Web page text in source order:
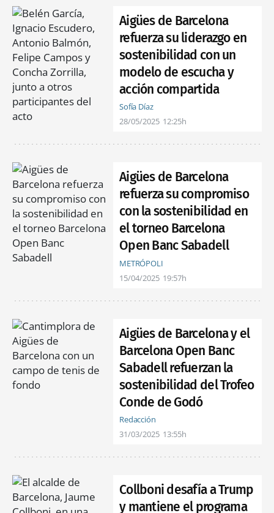
Aigües de Barcelona
refuerza su liderazgo en
sostenibilidad con un
modelo de escucha y
acción compartida
Sofía Díaz
28/05/2025 12:25h
Aigües de Barcelona
refuerza su compromiso
con la sostenibilidad en
el torneo Barcelona
Open Banc Sabadell
METRÓPOLI
15/04/2025 19:57h
Aigües de Barcelona y el
Barcelona Open Banc
Sabadell refuerzan la
sostenibilidad del Trofeo
Conde de Godó
Redacción
31/03/2025 13:55h
Collboni desafía a Trump
y mantiene el programa